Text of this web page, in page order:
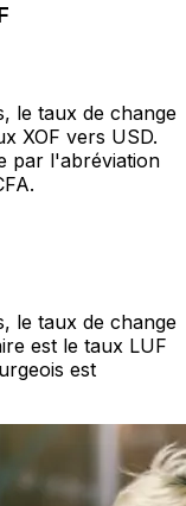
le taux de change
XOF vers USD.
par l'abréviation
le taux de change
est le taux LUF
est